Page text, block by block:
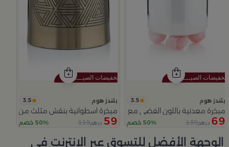
بلندز هوم 3.5
مبخرة معدنية باللون الفضي مع قواعد دائرية من ملاذ
69 درهم139 50% خصم
بلندز هوم 3.5
مبخرة اسطوانية بنقش مثلث من
59 درهم119 50% خصم
الوجهة الأفضل للتسوق عبر الإنترنت في